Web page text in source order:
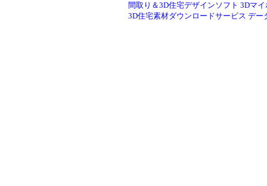
間取り＆3D住宅デザインソフト 3Dマ
3D住宅素材ダウンロードサービス デー